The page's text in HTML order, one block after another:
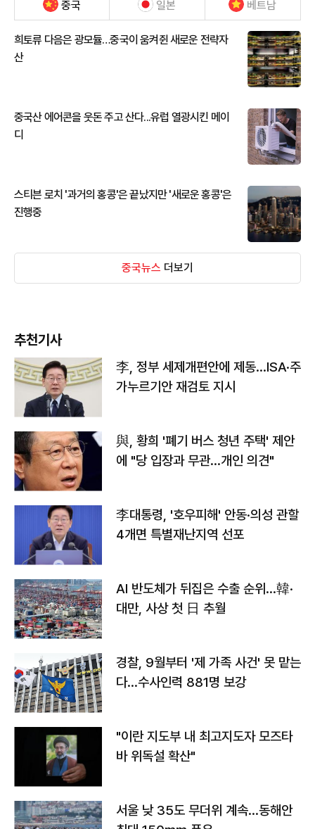
중국 일본 베트남
희토류 다음은 광모듈…중국이 움켜쥔 새로운 전략자
산
중국산 에어콘을 웃돈 주고 산다...유럽 열광시킨 메이
디
스티븐 로치 '과거의 홍콩'은 끝났지만 '새로운 홍콩'은
진행중
중국뉴스 더보기
추천기사
李, 정부 세제개편안에 제동…ISA·주
가누르기안 재검토 지시
與, 황희 '폐기 버스 청년 주택' 제안
에 "당 입장과 무관…개인 의견"
李대통령, '호우피해' 안동·의성 관할
4개면 특별재난지역 선포
AI 반도체가 뒤집은 수출 순위…韓·
대만, 사상 첫 日 추월
경찰, 9월부터 '제 가족 사건' 못 맡는
다…수사인력 881명 보강
"이란 지도부 내 최고지도자 모즈타
바 위독설 확산"
서울 낮 35도 무더위 계속…동해안